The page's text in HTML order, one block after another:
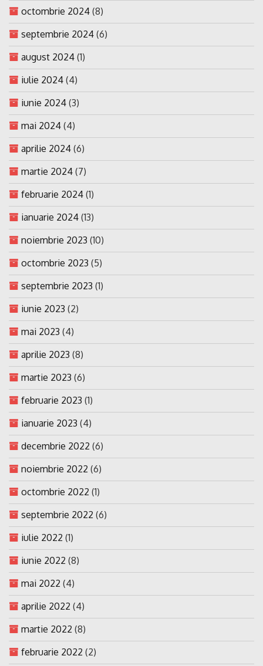
octombrie 2024 (8)
septembrie 2024 (6)
august 2024 (1)
iulie 2024 (4)
iunie 2024 (3)
mai 2024 (4)
aprilie 2024 (6)
martie 2024 (7)
februarie 2024 (1)
ianuarie 2024 (13)
noiembrie 2023 (10)
octombrie 2023 (5)
septembrie 2023 (1)
iunie 2023 (2)
mai 2023 (4)
aprilie 2023 (8)
martie 2023 (6)
februarie 2023 (1)
ianuarie 2023 (4)
decembrie 2022 (6)
noiembrie 2022 (6)
octombrie 2022 (1)
septembrie 2022 (6)
iulie 2022 (1)
iunie 2022 (8)
mai 2022 (4)
aprilie 2022 (4)
martie 2022 (8)
februarie 2022 (2)